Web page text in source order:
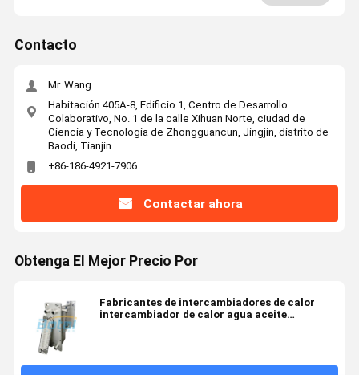
Contacto
Mr. Wang
Habitación 405A-8, Edificio 1, Centro de Desarrollo
Colaborativo, No. 1 de la calle Xihuan Norte, ciudad de
Ciencia y Tecnología de Zhongguancun, Jingjin, distrito de
Baodi, Tianjin.
+86-186-4921-7906
Contactar ahora
Obtenga El Mejor Precio Por
Fabricantes de intercambiadores de calor
intercambiador de calor agua aceite